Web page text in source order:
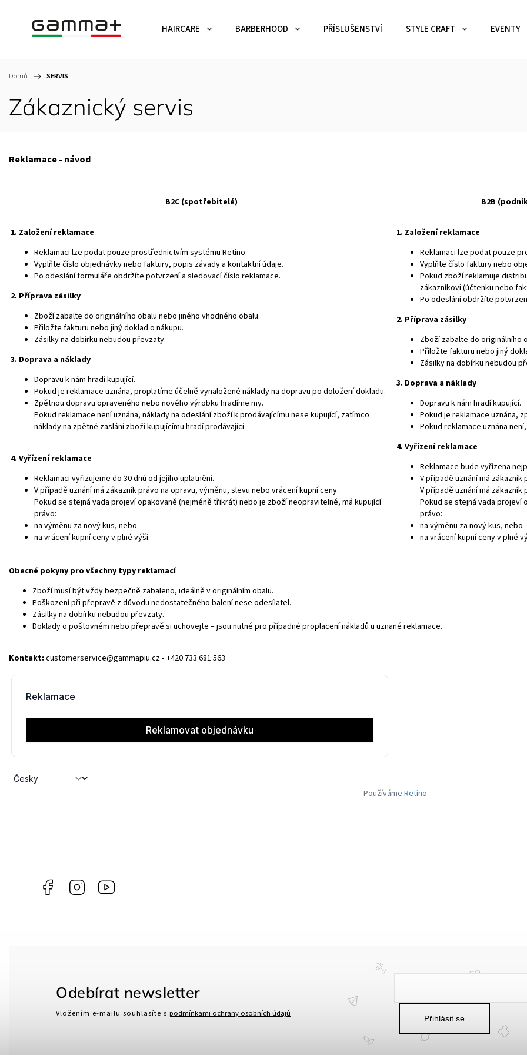
HAIRCARE BARBERHOOD PŘÍSLUŠENSTVÍ STYLE CRAFT EVENTY
Domů / SERVIS
Zákaznický servis
Reklamace - návod
B2C (spotřebitelé) B2B
1. Založení reklamace
Reklamaci lze podat pouze prostřednictvím systému Retino.
Vyplňte číslo objednávky nebo faktury, popis závady a kontaktní údaje.
Po odeslání formuláře obdržíte potvrzení a sledovací číslo reklamace.
2. Příprava zásilky
Zboží zabalte do originálního obalu nebo jiného vhodného obalu.
Přiložte fakturu nebo jiný doklad o nákupu.
Zásilky na dobírku nebudou převzaty.
3. Doprava a náklady
Dopravu k nám hradí kupující.
Pokud je reklamace uznána, proplatíme účelně vynaložené náklady na dopravu po doložení dokladu.
Zpětnou dopravu opraveného nebo nového výrobku hradíme my.
Pokud reklamace není uznána, náklady na odeslání zboží k prodávajícímu nese kupující, zatímco
náklady na zpětné zaslání zboží kupujícímu hradí prodávající.
4. Vyřízení reklamace
Reklamaci vyřizujeme do 30 dnů od jejího uplatnění.
V případě uznání má zákazník právo na opravu, výměnu, slevu nebo vrácení kupní ceny.
Pokud se stejná vada projeví opakovaně (nejméně třikrát) nebo je zboží neopravitelné, má kupující
právo:
na výměnu za nový kus, nebo
na vrácení kupní ceny v plné výši.
1. Založení reklamace
Reklamaci lze podat pouze
Vyplňte číslo faktury nebo
Pokud zboží reklamuje
zákazníkovi (účtenku nebo
Po odeslání obdržíte
2. Příprava zásilky
Zboží zabalte do originálního
Přiložte fakturu nebo jiný
Zásilky na dobírku nebudou
3. Doprava a náklady
Dopravu k nám hradí kupující.
Pokud je reklamace uznána,
Pokud reklamace uznána
4. Vyřízení reklamace
Reklamace bude vyřízena
V případě uznání má
V případě uznání má
Pokud se stejná vada projeví
právo:
na výměnu za nový kus, nebo
na vrácení kupní ceny v plné
Obecné pokyny pro všechny typy reklamací
Zboží musí být vždy bezpečně zabaleno, ideálně v originálním obalu.
Poškození při přepravě z důvodu nedostatečného balení nese odesílatel.
Zásilky na dobírku nebudou převzaty.
Doklady o poštovném nebo přepravě si uchovejte – jsou nutné pro případné proplacení nákladů u uznané reklamace.
Kontakt: customerservice@gammapiu.cz • +420 733 681 563
Používáme Retino
Facebook Instagram
Odebírat newsletter
Vložením e-mailu souhlasíte s podmínkami ochrany osobních údajů
Přihlásit se